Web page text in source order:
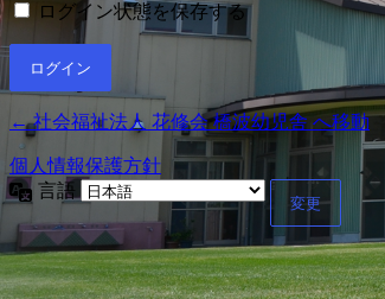
ログイン状態を保存する
← 社会福祉法人 花修会 橋波幼児舎 へ移動
個人情報保護方針
言語